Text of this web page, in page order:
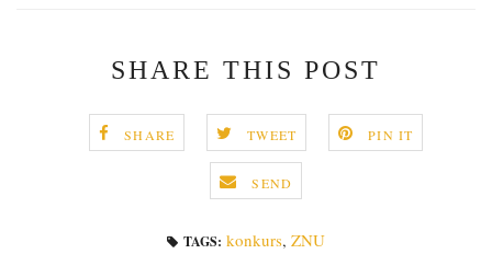
SHARE THIS POST
SHARE TWEET PIN IT
SEND
TAGS: konkurs, ZNU